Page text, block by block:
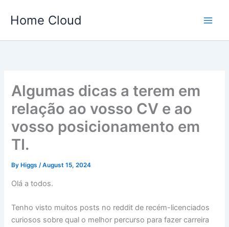
Home Cloud
Algumas dicas a terem em
relação ao vosso CV e ao
vosso posicionamento em
TI.
By Higgs/August 15, 2024
Olá a todos.
Tenho visto muitos posts no reddit de recém-licenciados
curiosos sobre qual o melhor percurso para fazer carreira